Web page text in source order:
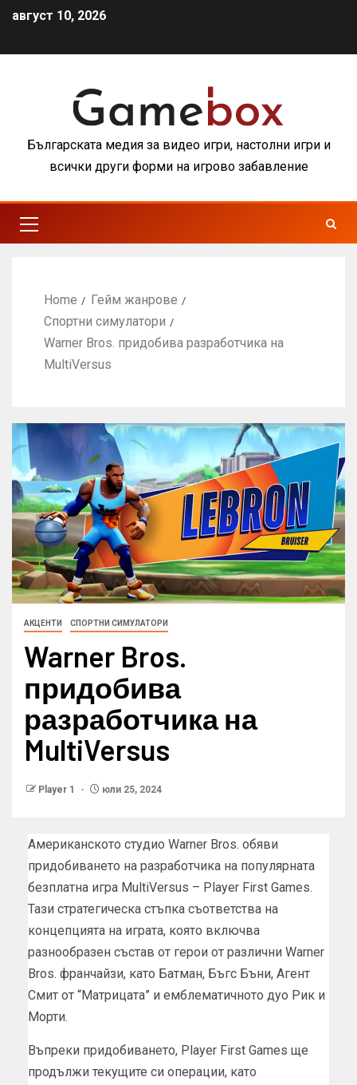
август 10, 2026
Българската медия за видео игри, настолни игри и
всички други форми на игрово забавление
Home
Гейм жанрове
Спортни симулатори
Warner Bros. придобива разработчика на
MultiVersus
АКЦЕНТИ СПОРТНИ СИМУЛАТОРИ
Warner Bros.
придобива
разработчика на
MultiVersus
Player 1 юли 25, 2024
Американското студио Warner Bros. обяви
придобиването на разработчика на популярната
безплатна игра MultiVersus – Player First Games.
Тази стратегическа стъпка съответства на
концепцията на играта, която включва
разнообразен състав от герои от различни Warner
Bros. франчайзи, като Батман, Бъгс Бъни, Агент
Смит от “Матрицата” и емблематичното дуо Рик и
Морти.
Въпреки придобиването, Player First Games ще
продължи текущите си операции, като